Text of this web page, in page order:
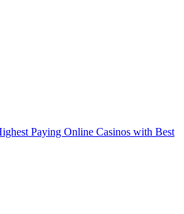
Paying Online Casinos with Best